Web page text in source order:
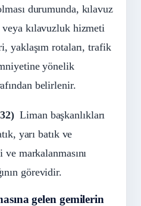
durumunda, kılavuz
veya kılavuzluk hizmeti
yaklaşım rotaları, trafik
yönelik
belirlenir.
Liman başkanlıkları
yarı batık ve
markalanmasını
görevidir.
gelen gemilerin